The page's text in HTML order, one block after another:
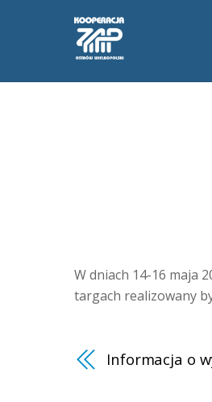
W dniach 14-16 maja
targach realizowany
Informacja o